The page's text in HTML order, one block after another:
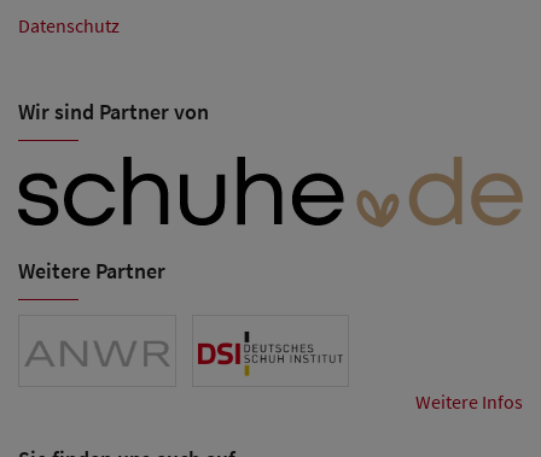
Datenschutz
Wir sind Partner von
Weitere Partner
Weitere Infos